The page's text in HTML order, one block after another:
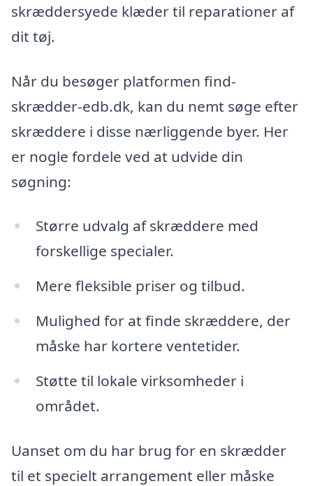
skræddersyede klæder til reparationer af
dit tøj.
Når du besøger platformen find-
skrædder-edb.dk, kan du nemt søge efter
skræddere i disse nærliggende byer. Her
er nogle fordele ved at udvide din
søgning:
Større udvalg af skræddere med
forskellige specialer.
Mere fleksible priser og tilbud.
Mulighed for at finde skræddere, der
måske har kortere ventetider.
Støtte til lokale virksomheder i
området.
Uanset om du har brug for en skrædder
til et specielt arrangement eller måske